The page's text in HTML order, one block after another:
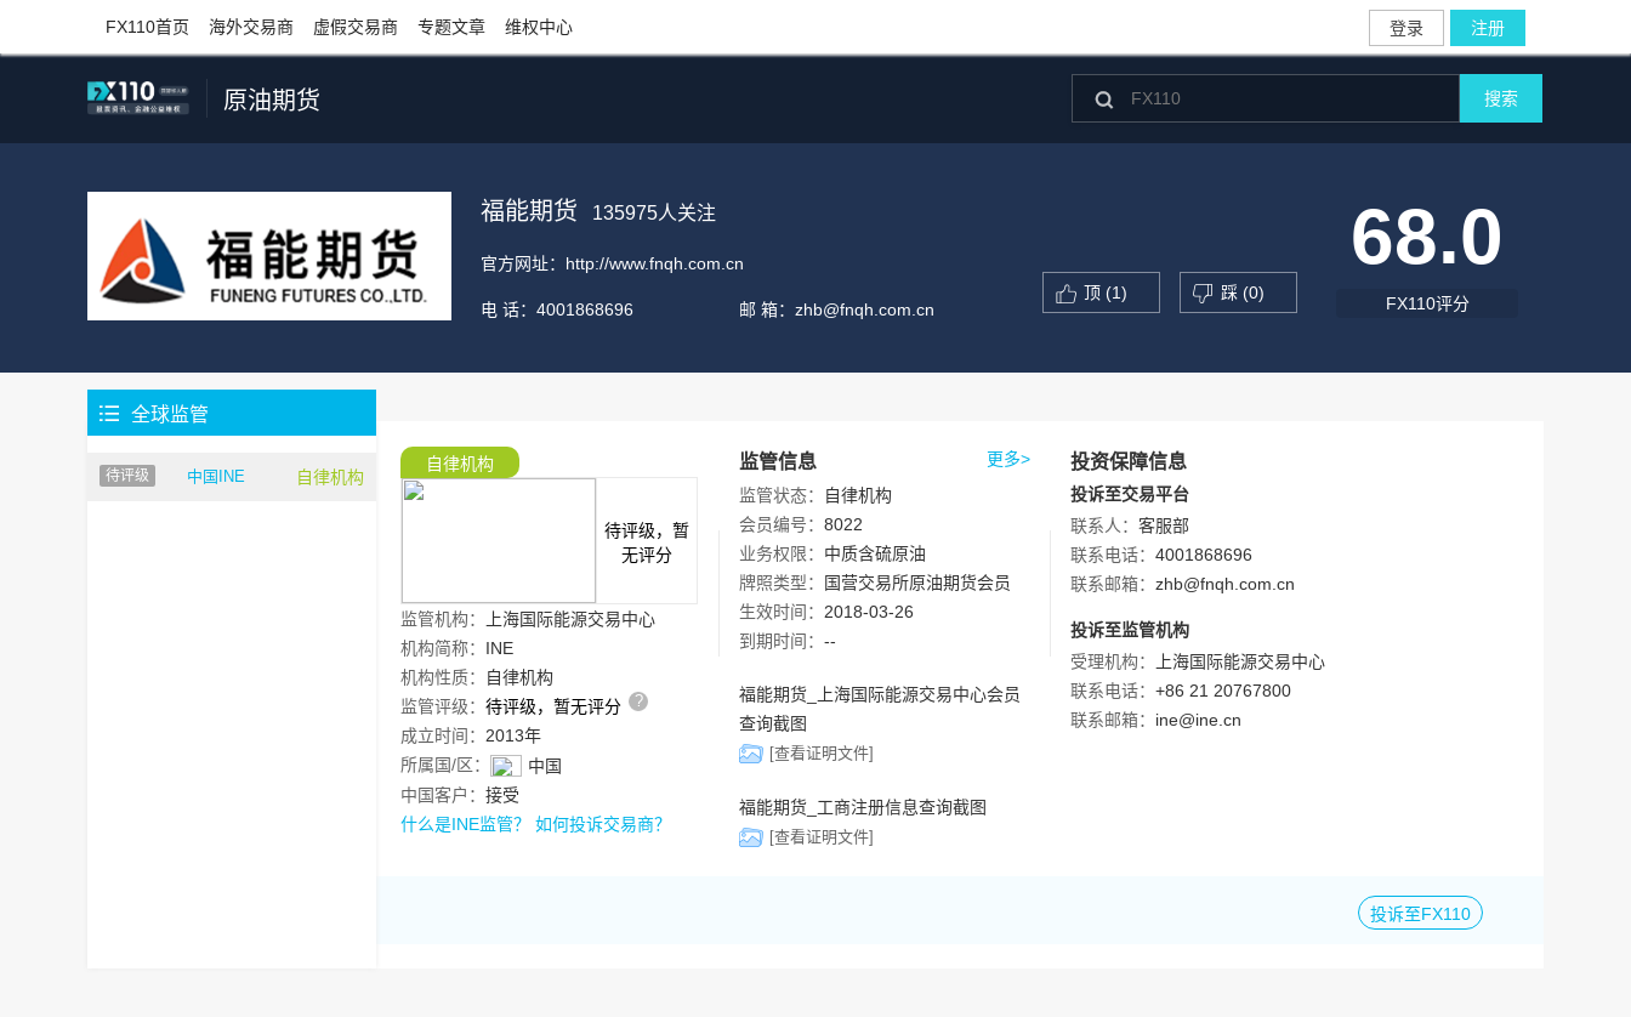
FX110首页 海外交易商 虚假交易商 专题文章 维权中心 登录 注册
原油期货  搜索
福能期货 135975人关注
官方网址： http://www.fnqh.com.cn
电 话： 4001868696 邮 箱：zhb@fnqh.com.cn
顶 (1) 踩 (0)
68.0
FX110评分
 全球监管
待评级 中国INE 自律机构
待评级，暂
无评分
自律机构
监管机构：
上海国际能源交易中心
机构简称： INE
机构性质：
自律机构
监管评级： 待评级，暂无评分 ?
成立时间： 2013年
所属国/区：
中国
中国客户： 接受
什么是INE监管？ 如何投诉交易商？
监管信息
更多>
监管状态：
自律机构
会员编号： 8022
业务权限： 中质含硫原油
牌照类型：
国营交易所原油期货会员
生效时间： 2018-03-26
到期时间： --
福能期货_上海国际能源交易中心会员
查询截图
[查看证明文件]
福能期货_工商注册信息查询截图
[查看证明文件]
投资保障信息
投诉至交易平台
联系人： 客服部
联系电话： 4001868696
联系邮箱： zhb@fnqh.com.cn
投诉至监管机构
受理机构：
上海国际能源交易中心
联系电话： +86 21 20767800
联系邮箱： ine@ine.cn
投诉至FX110